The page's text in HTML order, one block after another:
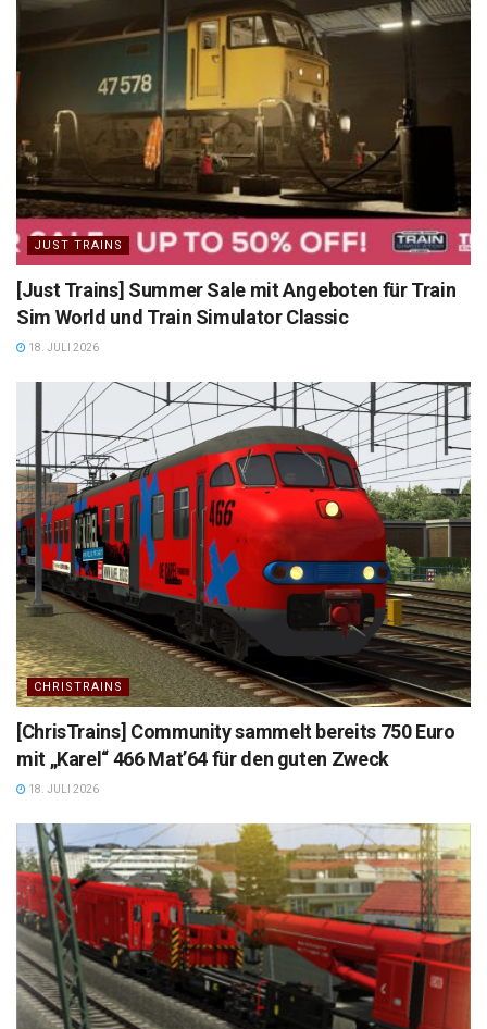
JUST TRAINS
[Just Trains] Summer Sale mit Angeboten für Train
Sim World und Train Simulator Classic
18. JULI 2026
CHRISTRAINS
[ChrisTrains] Community sammelt bereits 750 Euro
mit „Karel“ 466 Mat’64 für den guten Zweck
18. JULI 2026